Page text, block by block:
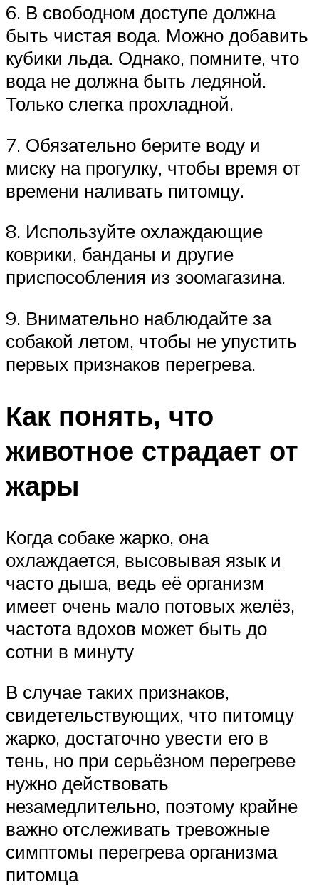
6. В свободном доступе должна
быть чистая вода. Можно добавить
кубики льда. Однако, помните, что
вода не должна быть ледяной.
Только слегка прохладной.
7. Обязательно берите воду и
миску на прогулку, чтобы время от
времени наливать питомцу.
8. Используйте охлаждающие
коврики, банданы и другие
приспособления из зоомагазина.
9. Внимательно наблюдайте за
собакой летом, чтобы не упустить
первых признаков перегрева.
Как понять, что
животное страдает от
жары
Когда собаке жарко, она
охлаждается, высовывая язык и
часто дыша, ведь её организм
имеет очень мало потовых желёз,
частота вдохов может быть до
сотни в минуту
В случае таких признаков,
свидетельствующих, что питомцу
жарко, достаточно увести его в
тень, но при серьёзном перегреве
нужно действовать
незамедлительно, поэтому крайне
важно отслеживать тревожные
симптомы перегрева организма
питомца